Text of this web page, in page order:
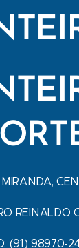
REINALDO
(91) 98970-